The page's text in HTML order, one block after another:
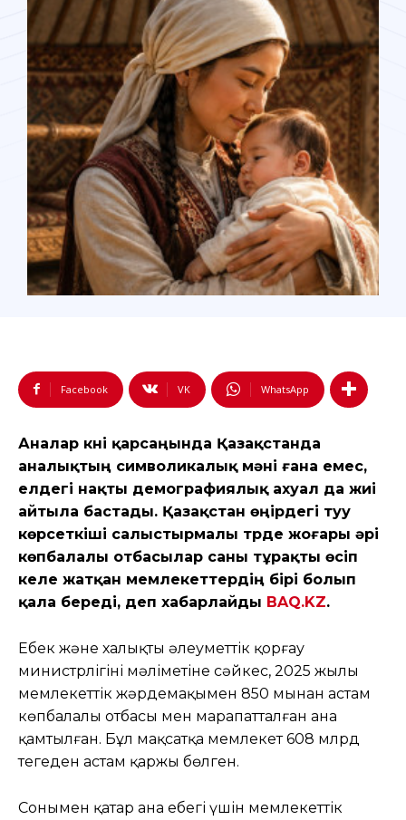
Facebook VK WhatsApp
Аналар күні қарсаңында Қазақстанда
аналықтың символикалық мәні ғана емес,
елдегі нақты демографиялық ахуал да жиі
айтыла бастады. Қазақстан өңірдегі туу
көрсеткіші салыстырмалы түрде жоғары әрі
көпбалалы отбасылар саны тұрақты өсіп
келе жатқан мемлекеттердің бірі болып
қала береді, деп хабарлайды BAQ.KZ.
Еңбек және халықты әлеуметтік қорғау
министрлігінің мәліметіне сәйкес, 2025 жылы
мемлекеттік жәрдемақымен 850 мыңнан астам
көпбалалы отбасы мен марапатталған ана
қамтылған. Бұл мақсатқа мемлекет 608 млрд
теңгеден астам қаржы бөлген.
Сонымен қатар ана еңбегі үшін мемлекеттік